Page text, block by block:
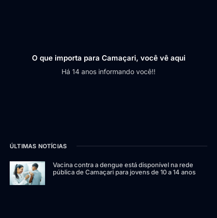
O que importa para Camaçari, você vê aqui
Há 14 anos informando você!!
ÚLTIMAS NOTÍCIAS
Vacina contra a dengue está disponível na rede
pública de Camaçari para jovens de 10 a 14 anos